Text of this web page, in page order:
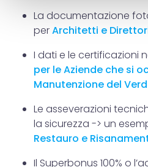
e imposta le tue preferenze
modificare o ritirare il tuo
dalla Dichiarazione sui cookie.
Utilizziamo i cookie per
analizzare il nostro traffico.
informazioni sul modo in cui
nostri partner che si occupano
La documentazione
perArchitetti e
I dati e le certificazioni
per le Aziende che si
Manutenzione del
Le asseverazioni
la sicurezza -> un
Restauro e
Il Superbonus 100% o